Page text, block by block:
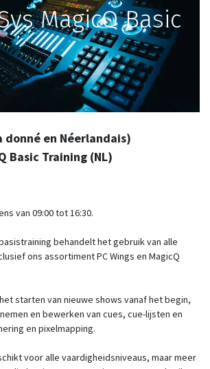
MagicQ Basic
donné en Néerlandais)
Basic Training (NL)
van 09:00 tot 16:30.
behandelt het gebruik van alle
ons assortiment PC Wings en MagicQ
starten van nieuwe shows vanaf het begin,
en bewerken van cues, cue-lijsten en
en pixelmapping.
voor alle vaardigheidsniveaus, maar meer